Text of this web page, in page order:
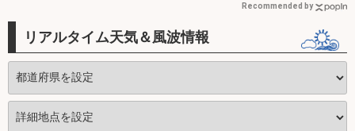
Recommended by
リアルタイム天気＆風波情報